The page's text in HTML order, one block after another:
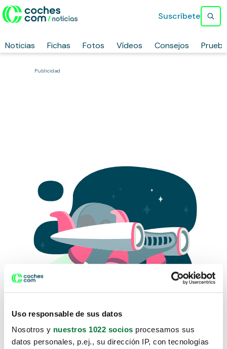
Uso responsable de sus datos
Nosotros y nuestros 1022 socios procesamos sus
datos personales, p.ej., su dirección IP, con tecnologías
Noticias Fichas Fotos Vídeos Consejos
Suscríbete
Publicidad